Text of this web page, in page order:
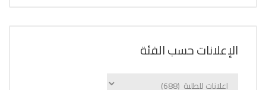
الإعلانات حسب الفئة
الإعلانات